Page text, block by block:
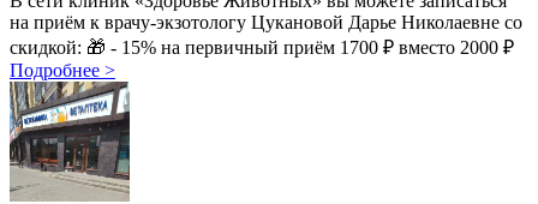
на приём к врачу-экзотологу Цукановой Дарье Николаевне со
скидкой: 🎁 - 15% на первичный приём 1700 ₽ вместо 2000 ₽
Подробнее >